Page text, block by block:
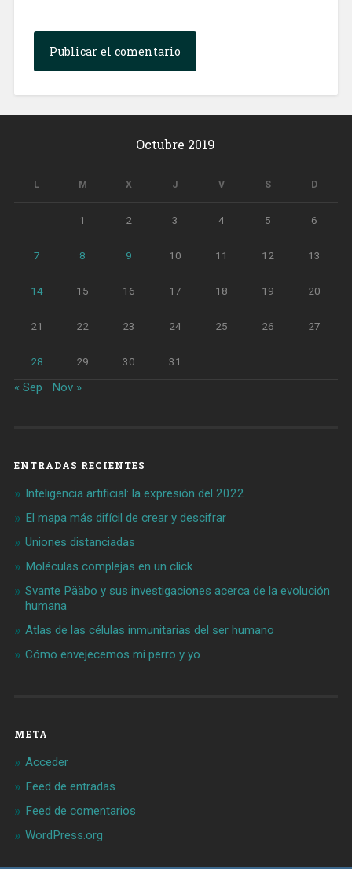
Octubre 2019
L M X J V S D
1 2 3 4 5 6
7 8 9 10 11 12 13
14 15 16 17 18 19 20
21 22 23 24 25 26 27
28 29 30 31
« Sep Nov »
ENTRADAS RECIENTES
Inteligencia artificial: la expresión del 2022
El mapa más difícil de crear y descifrar
Uniones distanciadas
Moléculas complejas en un click
Svante Pääbo y sus investigaciones acerca de la evolución
humana
Atlas de las células inmunitarias del ser humano
Cómo envejecemos mi perro y yo
META
Acceder
Feed de entradas
Feed de comentarios
WordPress.org